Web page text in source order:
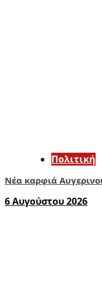
Πολιτική
Νέα καρφιά
6 Αυγούστου 2026